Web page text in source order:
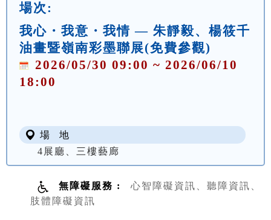
場次:
我心・我意・我情 — 朱靜毅、楊筱千
油畫暨嶺南彩墨聯展(免費參觀)
2026/05/30 09:00 ~ 2026/06/10
18:00
場 地
4展廳、三樓藝廊
無障礙服務 :
心智障礙資訊、聽障資訊、
肢體障礙資訊